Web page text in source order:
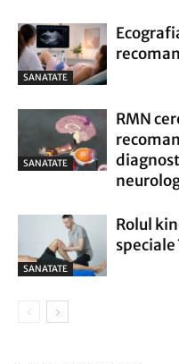
SANATATE
SANATATE
RMN
SANATATE
Rolul